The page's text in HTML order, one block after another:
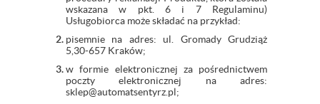
wskazana w pkt. 6 i 7 Regulaminu)
Usługobiorca może składać na przykład:
pisemnie na adres: ul. Gromady Grudziąż
5,30-657 Kraków;
w formie elektronicznej za pośrednictwem
poczty elektronicznej na adres:
sklep@automatsentyrz.pl;